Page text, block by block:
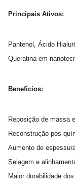
Principais Ativos:
Pantenol, Ácido
Queratina em
Benefícios:
Reposição de massa
Reconstrução pós
Aumento de
Selagem e
Maior durabilidade